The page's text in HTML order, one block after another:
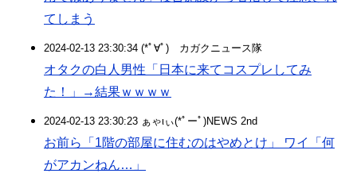
てしまう
2024-02-13 23:30:34 (*ﾟ∀ﾟ)ゞカガクニュース隊
オタクの白人男性「日本に来てコスプレしてみ
た！」→結果ｗｗｗｗ
2024-02-13 23:30:23 ぁゃιぃ(*ﾟーﾟ)NEWS 2nd
お前ら「1階の部屋に住むのはやめとけ」 ワイ「何
がアカンねん…」